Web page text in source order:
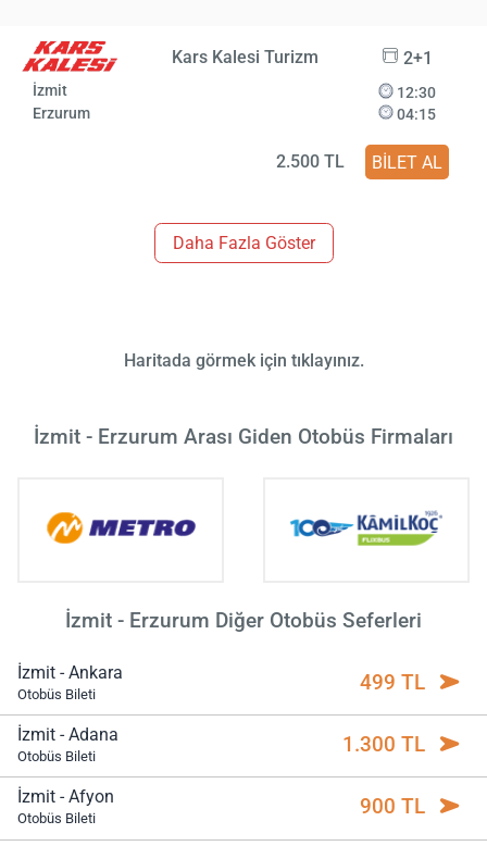
Kars Kalesi Turizm 2+1
İzmit
Erzurum
12:30
04:15
2.500 TL BİLET AL
Daha Fazla Göster
Haritada görmek için tıklayınız.
İzmit - Erzurum Arası Giden Otobüs Firmaları
İzmit - Erzurum Diğer Otobüs Seferleri
İzmit - Ankara
Otobüs Bileti 499 TL
İzmit - Adana
Otobüs Bileti 1.300 TL
İzmit - Afyon
Otobüs Bileti 900 TL